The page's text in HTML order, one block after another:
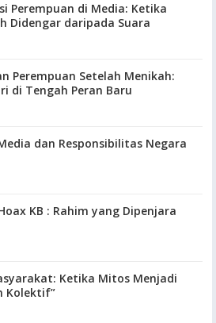
Perempuan di Media: Ketika
Didengar daripada Suara
Perempuan Setelah Menikah:
di Tengah Peran Baru
dan Responsibilitas Negara
yang Dipenjara
Ketika Mitos Menjadi
Kolektif”